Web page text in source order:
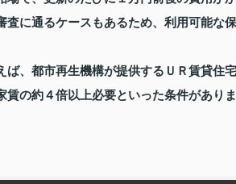
に通るケースもあるため、利用可能な保
ば、都市再生機構が提供するＵＲ賃貸住宅
の約４倍以上必要といった条件がありま